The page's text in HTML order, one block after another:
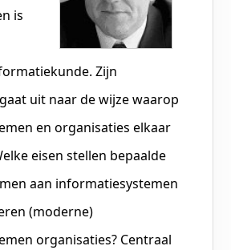
is
Zijn
uit naar de wijze waarop
en organisaties elkaar
eisen stellen bepaalde
aan informatiesystemen
(moderne)
organisaties? Centraal